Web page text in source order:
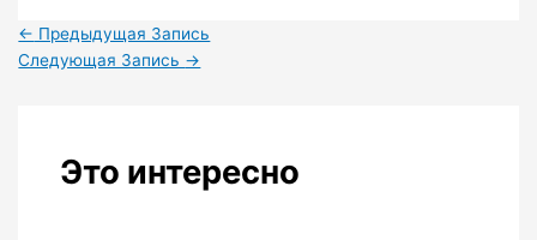
← Предыдущая Запись
Следующая Запись →
Это интересно